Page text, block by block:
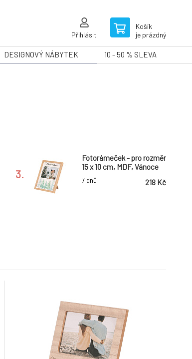
Přihlásit
Košík
je prázdný
DESIGNOVÝ NÁBYTEK 10 - 50 % SLEVA
3.
Fotorámeček - pro rozměr
15 x 10 cm, MDF, Vánoce
7 dnů 218 Kč